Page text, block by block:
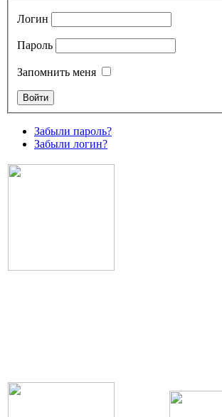
Логин
Пароль
Запомнить меня
Забыли пароль?
Забыли логин?